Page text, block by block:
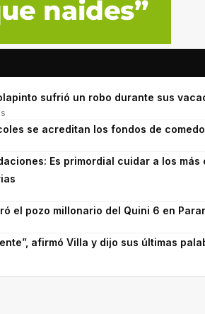
sufrió un robo durante sus
se acreditan los fondos de
Es primordial cuidar a los
el pozo millonario del Quini 6 en
afirmó Villa y dijo sus últimas